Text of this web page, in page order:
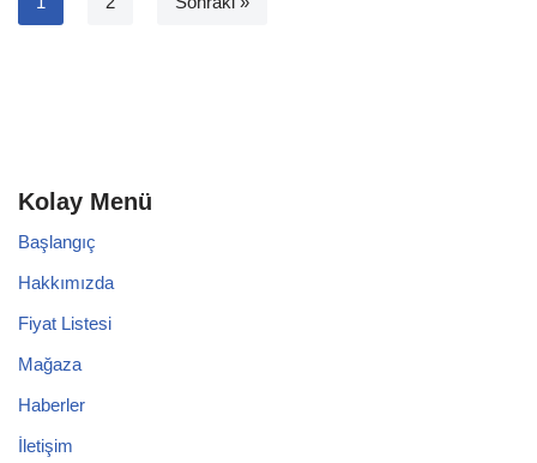
Kolay Menü
Başlangıç
Hakkımızda
Fiyat Listesi
Mağaza
Haberler
İletişim